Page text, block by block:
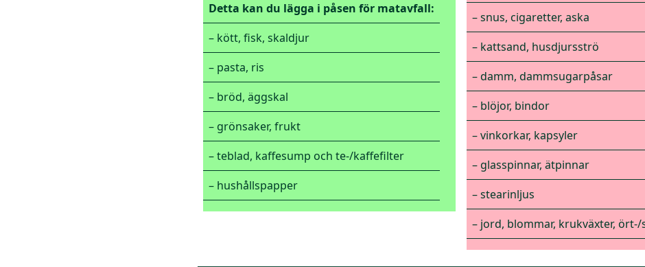
Detta kan du lägga i påsen för matavfall:
– kött, fisk, skaldjur
– pasta, ris
– bröd, äggskal
– grönsaker, frukt
– teblad, kaffesump och te-/kaffefilter
– hushållspapper
– snus, cigaretter, aska
– kattsand, husdjursströ
– damm, dammsugarpåsar
– blöjor, bindor
– vinkorkar, kapsyler
– glasspinnar, ätpinnar
– stearinljus
– jord, blommar, krukväxter,